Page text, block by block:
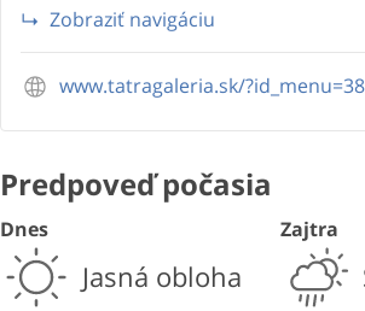
Zobraziť navigáciu
www.tatragaleria.sk/
Predpoveď počasia
Dnes
Jasná obloha
Zajtra